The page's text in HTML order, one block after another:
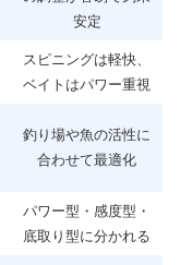
安定
スピニングは軽快、
ベイトはパワー重視
釣り場や魚の活性に
合わせて最適化
パワー型・感度型・
底取り型に分かれる